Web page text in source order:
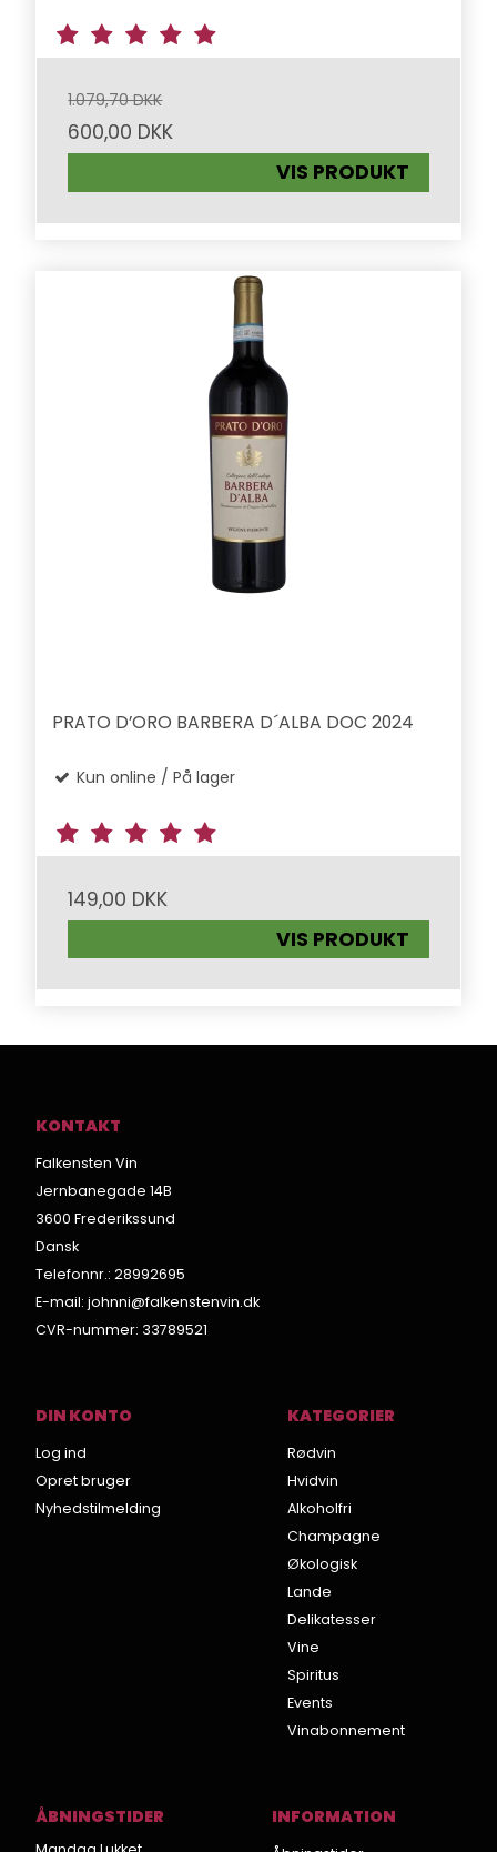
1.079,70 DKK
600,00 DKK
VIS PRODUKT
PRATO D’ORO BARBERA D´ALBA DOC 2024
Kun online / På lager
149,00 DKK
VIS PRODUKT
KONTAKT
Falkensten Vin
Jernbanegade 14B
3600 Frederikssund
Dansk
Telefonnr.: 28992695
E-mail: johnni@falkenstenvin.dk
CVR-nummer: 33789521
DIN KONTO
Log ind
Opret bruger
Nyhedstilmelding
KATEGORIER
Rødvin
Hvidvin
Alkoholfri
Champagne
Økologisk
Lande
Delikatesser
Vine
Spiritus
Events
Vinabonnement
ÅBNINGSTIDER INFORMATION